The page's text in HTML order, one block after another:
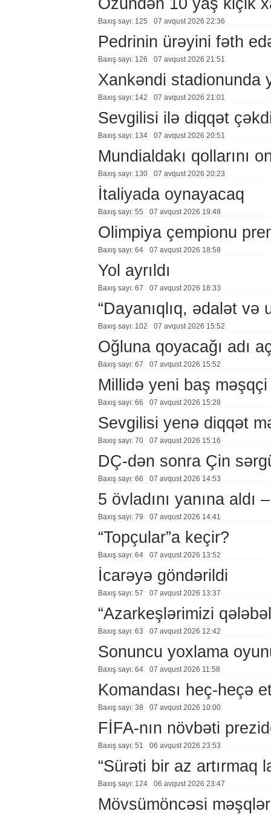
Baxış sayı: 125 07 avqust 2026 22:36
Pedrinin ürəyini fəth
Baxış sayı: 126 07 avqust 2026 21:51
Xankəndi stadionunda
Baxış sayı: 142 07 avqust 2026 21:01
Sevgilisi ilə diqqət
Baxış sayı: 134 07 avqust 2026 20:51
Mundialdakı qollarını
Baxış sayı: 130 07 avqust 2026 20:23
İtaliyada oynayacaq
Baxış sayı: 55 07 avqust 2026 19:48
Olimpiya çempionu
Baxış sayı: 64 07 avqust 2026 18:58
Yol ayrıldı
Baxış sayı: 67 07 avqust 2026 18:33
“Dayanıqlıq, ədalət
Baxış sayı: 102 07 avqust 2026 15:52
Oğluna qoyacağı adı
Baxış sayı: 67 07 avqust 2026 15:52
Millidə yeni baş məşqçi
Baxış sayı: 66 07 avqust 2026 15:28
Sevgilisi yenə diqqət
Baxış sayı: 70 07 avqust 2026 15:16
DÇ-dən sonra Çin
Baxış sayı: 66 07 avqust 2026 14:53
5 övladını yanına aldı
Baxış sayı: 79 07 avqust 2026 14:41
“Topçular”a keçir?
Baxış sayı: 64 07 avqust 2026 13:52
İcarəyə göndərildi
Baxış sayı: 57 07 avqust 2026 13:37
“Azarkeşlərimizi
Baxış sayı: 63 07 avqust 2026 12:42
Sonuncu yoxlama
Baxış sayı: 64 07 avqust 2026 11:58
Komandası heç-heçə
Baxış sayı: 38 07 avqust 2026 10:00
FİFA-nın növbəti
Baxış sayı: 51 06 avqust 2026 23:53
“Sürəti bir az artırmaq
Baxış sayı: 124 06 avqust 2026 23:47
Mövsümöncəsi